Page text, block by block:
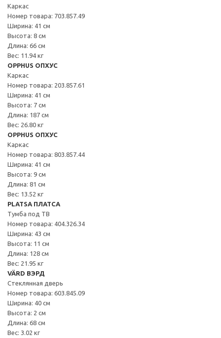
Каркас
Номер товара: 703.857.49
Ширина: 41 см
Высота: 8 см
Длина: 66 см
Вес: 11.94 кг
OPPHUS ОПХУС
Каркас
Номер товара: 203.857.61
Ширина: 41 см
Высота: 7 см
Длина: 187 см
Вес: 26.80 кг
OPPHUS ОПХУС
Каркас
Номер товара: 803.857.44
Ширина: 41 см
Высота: 9 см
Длина: 81 см
Вес: 13.52 кг
PLATSA ПЛАТСА
Тумба под ТВ
Номер товара: 404.326.34
Ширина: 43 см
Высота: 11 см
Длина: 128 см
Вес: 21.95 кг
VÄRD ВЭРД
Стеклянная дверь
Номер товара: 603.845.09
Ширина: 40 см
Высота: 2 см
Длина: 68 см
Вес: 3.02 кг